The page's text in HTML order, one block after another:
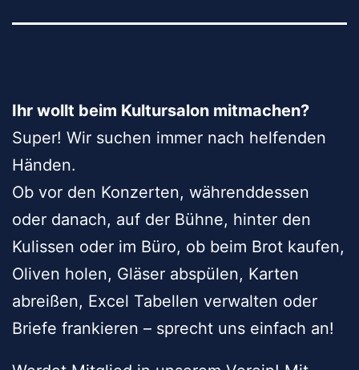
Ihr wollt beim Kultursalon mitmachen?
Super! Wir suchen immer nach helfenden
Händen.
Ob vor den Konzerten, währenddessen
oder danach, auf der Bühne, hinter den
Kulissen oder im Büro, ob beim Brot kaufen,
Oliven holen, Gläser abspülen, Karten
abreißen, Excel Tabellen verwalten oder
Briefe frankieren – sprecht uns einfach an!